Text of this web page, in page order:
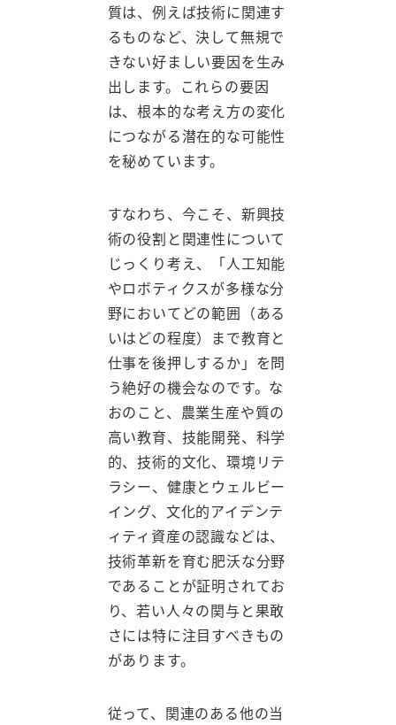
質は、例えば技術に関連す
るものなど、決して無規で
きない好ましい要因を生み
出します。これらの要因
は、根本的な考え方の変化
につながる潜在的な可能性
を秘めています。
すなわち、今こそ、新興技
術の役割と関連性について
じっくり考え、「人工知能
やロボティクスが多様な分
野においてどの範囲（ある
いはどの程度）まで教育と
仕事を後押しするか」を問
う絶好の機会なのです。な
おのこと、農業生産や質の
高い教育、技能開発、科学
的、技術的文化、環境リテ
ラシー、健康とウェルビー
イング、文化的アイデンテ
ィティ資産の認識などは、
技術革新を育む肥沃な分野
であることが証明されてお
り、若い人々の関与と果敢
さには特に注目すべきもの
があります。
従って、関連のある他の当